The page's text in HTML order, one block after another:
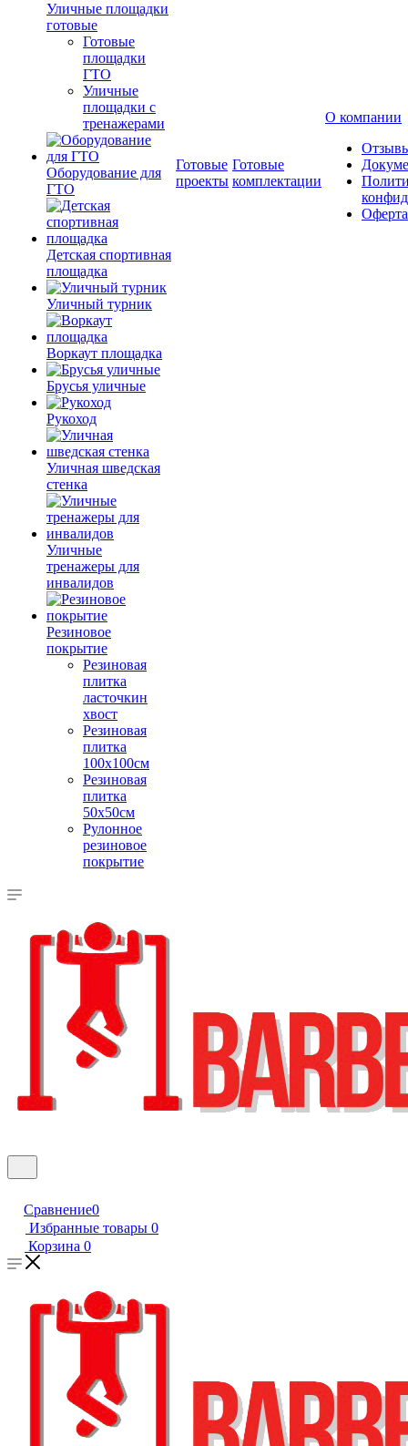
Уличные площадки
готовые
Готовые
площадки
ГТО
Уличные
площадки с
тренажерами
Оборудование для
ГТО
Детская спортивная
площадка
Уличный турник
Воркаут площадка
Брусья уличные
Рукоход
Уличная шведская
стенка
Уличные
тренажеры для
инвалидов
Резиновое
покрытие
Резиновая
плитка
ласточкин
хвост
Резиновая
плитка
100х100см
Резиновая
плитка
50х50см
Рулонное
резиновое
покрытие
Готовые
проекты
Готовые
комплектации
О компании
Оферта
Сравнение0
Избранные товары 0
Корзина 0